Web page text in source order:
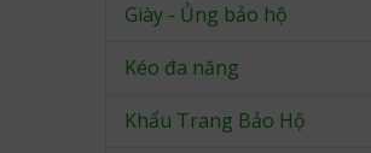
Giày - Ủng bảo hộ
Kéo đa năng
Khẩu Trang Bảo Hộ